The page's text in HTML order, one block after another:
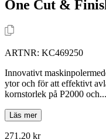
One Cut &
ARTNR: KC469250
Innovativt
ytor och för att effektivt
kornstorlek på P2000 och...
Läs mer
271.20 kr